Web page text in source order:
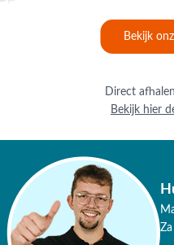
Bekijk
Direct
Bekijk hier